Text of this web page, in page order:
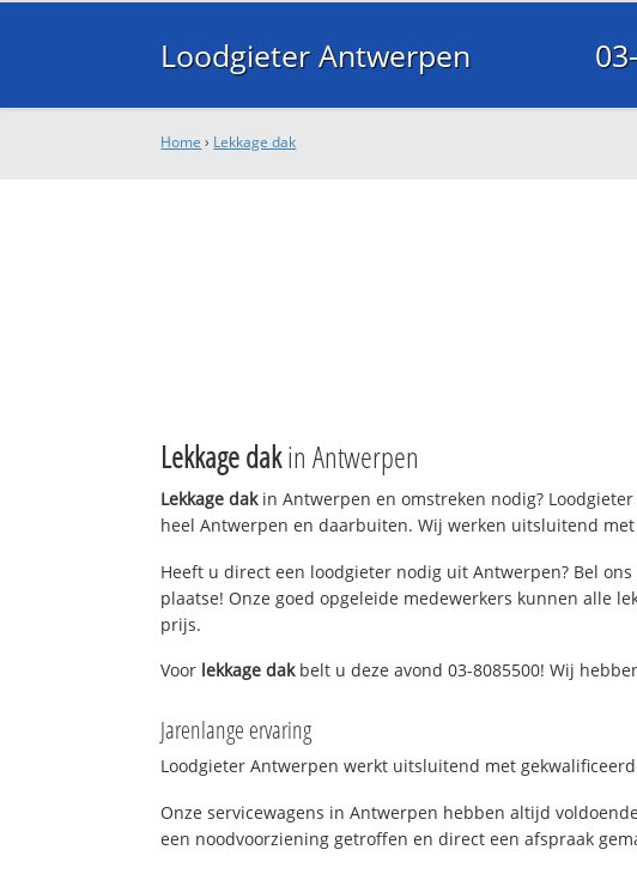
Loodgieter Antwerpen
Home › Lekkage dak
Lekkage dakin Antwerpen
Lekkage dakin Antwerpen en omstreken nodig?
heel Antwerpen en daarbuiten. Wij werken uitsluitend
Heeft u direct een loodgieter nodig uit Antwerpen? Bel
plaatse! Onze goed opgeleide medewerkers kunnen alle
prijs.
Voor lekkage dakbelt u deze avond 03-8085500! Wij
Jarenlange ervaring
Loodgieter Antwerpen werkt uitsluitend met
Onze servicewagens in Antwerpen hebben altijd
een noodvoorziening getroffen en direct een afspraak